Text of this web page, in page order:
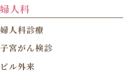
婦人科
婦人科診療
子宮がん検診
ピル外来